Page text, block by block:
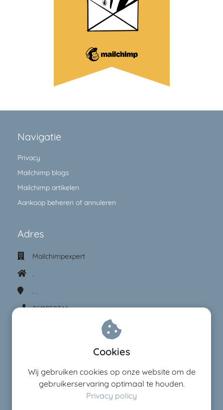
Navigatie
Privacy
Mailchimp blogs
Mailchimp artikelen
Aankoop beheren of annuleren
Adres
Mailchimpexpert
.
. .
0611058344
saskia@mailchimpexpert.nl
Mailchimp expert Saskia Smit is
Mailchimp Pro Partner
Cookies
Wij gebruiken cookies op onze website om de
gebruikerservaring optimaal te houden.
Privacy policy